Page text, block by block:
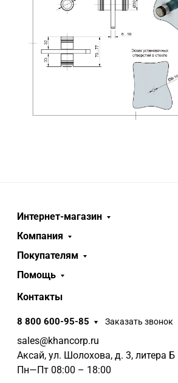
Интернет-магазин
Компания
Покупателям
Помощь
Контакты
8 800 600-95-85 Заказать звонок
sales@khancorp.ru
Аксай, ул. Шолохова, д. 3, литера Б
Пн—Пт 08:00 – 18:00